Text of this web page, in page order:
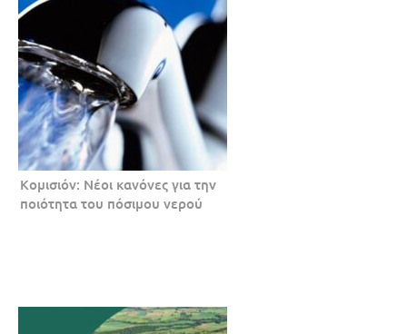
Κομισιόν: Νέοι κανόνες για την
ποιότητα του πόσιμου νερού